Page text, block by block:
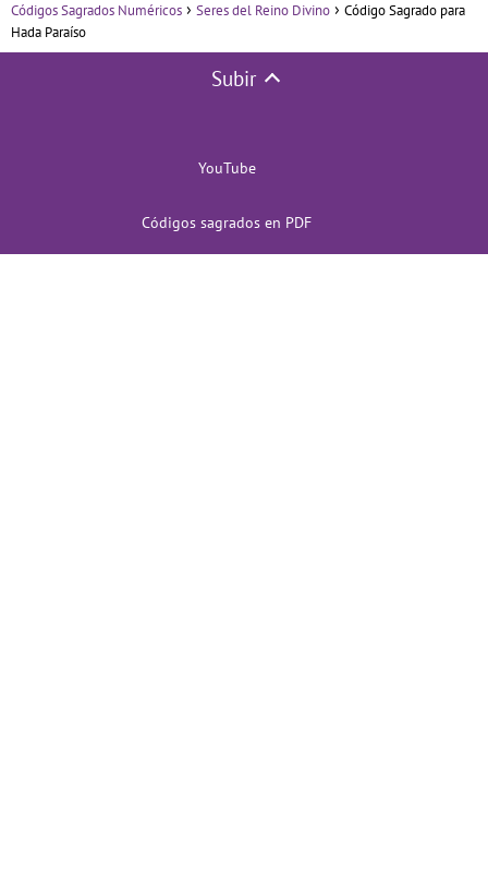
Códigos Sagrados Numéricos Seres del Reino Divino
Código Sagrado para
Hada Paraíso
Subir
YouTube
Códigos sagrados en PDF